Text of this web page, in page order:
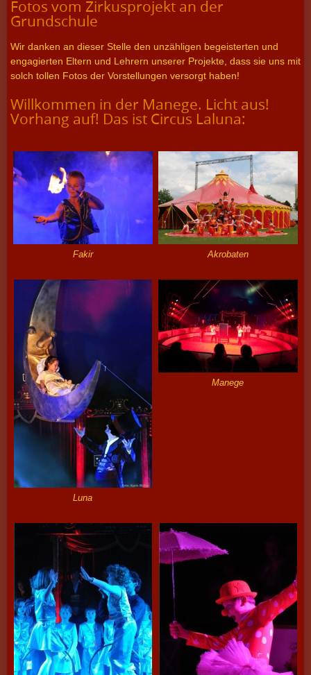
Team des Projektzirkus Laluna
Bilder
Referenzen
Blog
Gästebuch
Fotos vom Zirkusprojekt an der
Grundschule
Wir danken an dieser Stelle den unzähligen begeisterten und
engagierten Eltern und Lehrern unserer Projekte, dass sie uns mit
solch tollen Fotos der Vorstellungen versorgt haben!
Willkommen in der Manege. Licht aus!
Vorhang auf! Das ist Circus Laluna:
Fakir Akrobaten
Luna
Manege